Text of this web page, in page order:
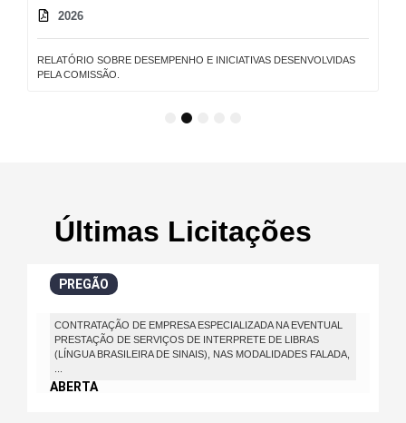
2026
RELATÓRIO SOBRE DESEMPENHO E INICIATIVAS DESENVOLVIDAS
PELA COMISSÃO.
5
Últimas Licitações
PREGÃO
CONTRATAÇÃO DE EMPRESA ESPECIALIZADA NA EVENTUAL
PRESTAÇÃO DE SERVIÇOS DE INTERPRETE DE LIBRAS
(LÍNGUA BRASILEIRA DE SINAIS), NAS MODALIDADES FALADA,
ABERTA